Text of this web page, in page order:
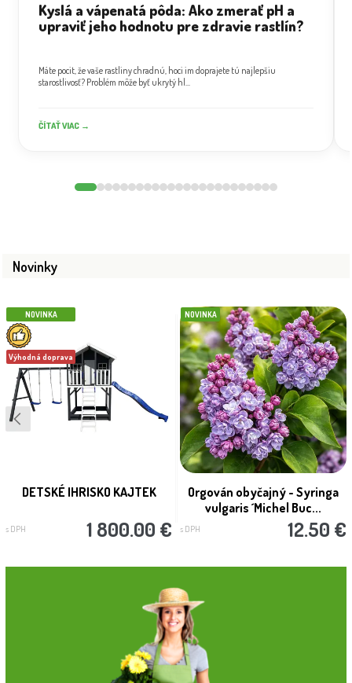
Kyslá a vápenatá pôda: Ako zmerať pH a
upraviť jeho hodnotu pre zdravie rastlín?
Máte pocit, že vaše rastliny chradnú, hoci im doprajete tú najlepšiu
starostlivosť? Problém môže byť ukrytý hl...
ČÍTAŤ VIAC →
Novinky
NOVINKA
Výhodná doprava
DETSKÉ IHRISKO KAJTEK
s DPH 1 800.00 €
NOVINKA
Orgován obyčajný - Syringa
vulgaris ´Michel Buc...
s DPH 12.50 €